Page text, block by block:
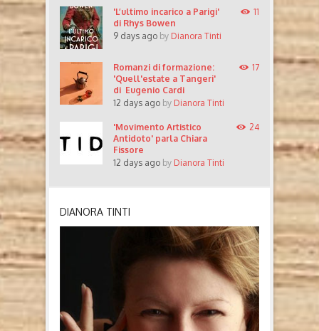
'L’ultimo incarico a Parigi'
di Rhys Bowen
9 days ago by Dianora Tinti
11
Romanzi di formazione:
'Quell'estate a Tangeri'
di Eugenio Cardi
12 days ago by Dianora Tinti
17
'Movimento Artistico
Antidoto' parla Chiara
Fissore
12 days ago by Dianora Tinti
24
DIANORA TINTI